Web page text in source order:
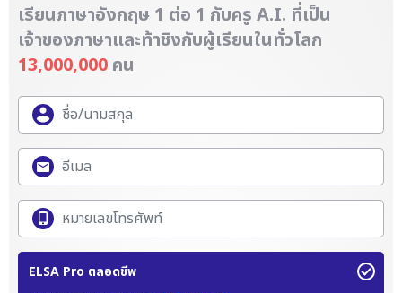
เรียนภาษาอังกฤษ 1 ต่อ 1 กับครู A.I. ที่เป็น
เจ้าของภาษาและท้าชิงกับผู้เรียนในทั่วโลก
13,000,000 คน
ELSA Pro ตลอดชีพ